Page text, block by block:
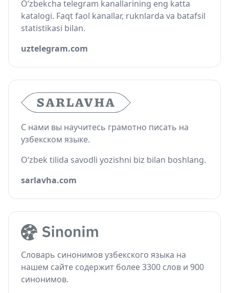
O‘zbekcha telegram kanallarining eng katta
katalogi. Faqt faol kanallar, ruknlarda va batafsil
statistikasi bilan.
uztelegram.com
С нами вы научитесь грамотно писать на
узбекском языке.
O‘zbek tilida savodli yozishni biz bilan boshlang.
sarlavha.com
Словарь синонимов узбекского языка на
нашем сайте содержит более 3300 слов и 900
синонимов.